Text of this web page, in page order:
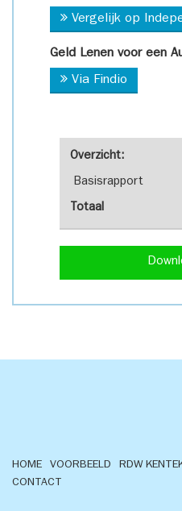
Overzicht:
Basisrapport
Totaal
Vergelijk op
Geld Lenen voor een
Via Findio
HOME VOORBEELD RDW
CONTACT